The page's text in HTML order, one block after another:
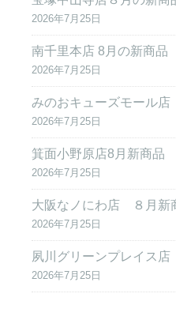
2026年7月25日
南千里本店 8月の新商品
2026年7月25日
みのおキューズモール
2026年7月25日
箕面小野原店8月新商品
2026年7月25日
大阪なノにわ店 ８月新
2026年7月25日
夙川グリーンプレイス
2026年7月25日